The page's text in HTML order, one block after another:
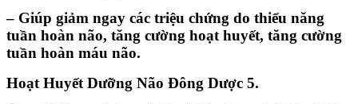
– Giúp giảm ngay các triệu chứng do thiểu năng
tuần hoàn não, tăng cường hoạt huyết, tăng cường
tuần hoàn máu não.
Hoạt Huyết Dưỡng Não Đông Dược 5.